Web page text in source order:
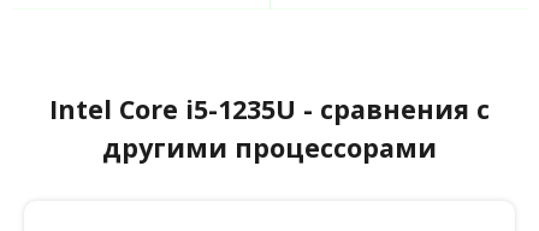
Intel Core i5-1235U - сравнения с
другими процессорами